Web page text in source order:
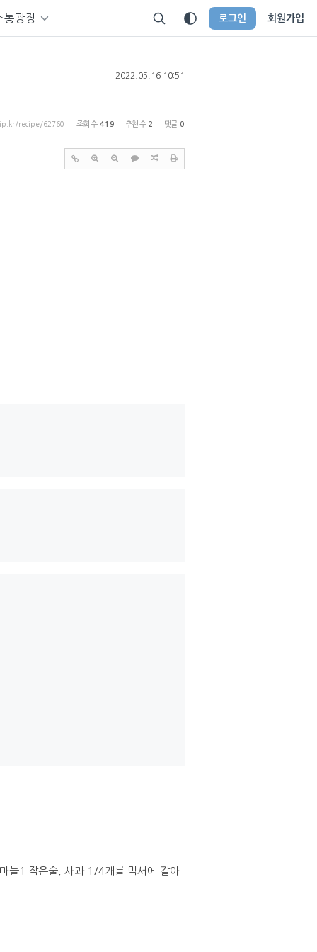
통광장 로그인 회원가입
2022.05.16 10:51
recipe/62760 조회 수 419 추천 수 2 댓글 0
늘1 작은술, 사과 1/4개를 믹서에 갈아